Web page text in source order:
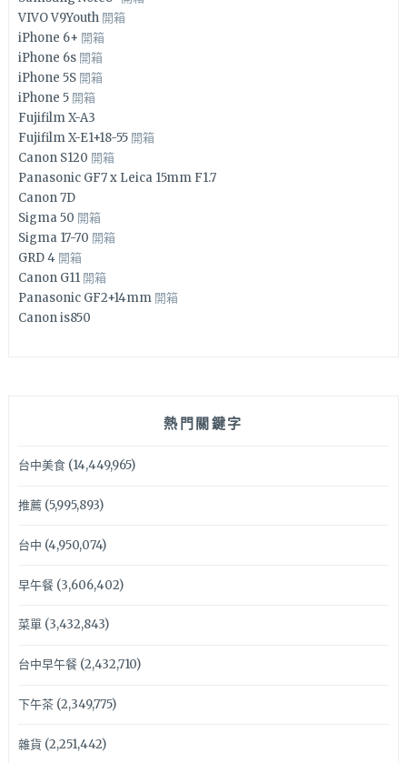
VIVO V9Youth 開箱
iPhone 6+ 開箱
iPhone 6s 開箱
iPhone 5S 開箱
iPhone 5 開箱
Fujifilm X-A3
Fujifilm X-E1+18-55 開箱
Canon S120 開箱
Panasonic GF7 x Leica 15mm F1.7
Canon 7D
Sigma 50 開箱
Sigma 17-70 開箱
GRD 4 開箱
Canon G11 開箱
Panasonic GF2+14mm 開箱
Canon is850
熱門關鍵字
台中美食(14,449,965)
推薦(5,995,893)
台中 (4,950,074)
早午餐(3,606,402)
菜單(3,432,843)
台中早午餐(2,432,710)
下午茶(2,349,775)
雜貨 (2,251,442)